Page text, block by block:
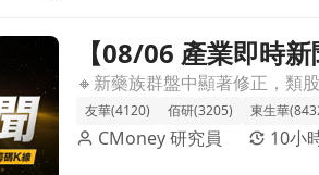
】新藥族群盤中顯著修正，資金觀望
【08/06 產業即時
友華(4120)
佰研(3205) 東生華
CMoney 研究員 10小